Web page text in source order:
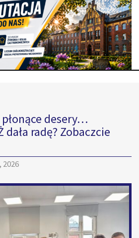
desery…
dała radę? Zobaczcie
2026